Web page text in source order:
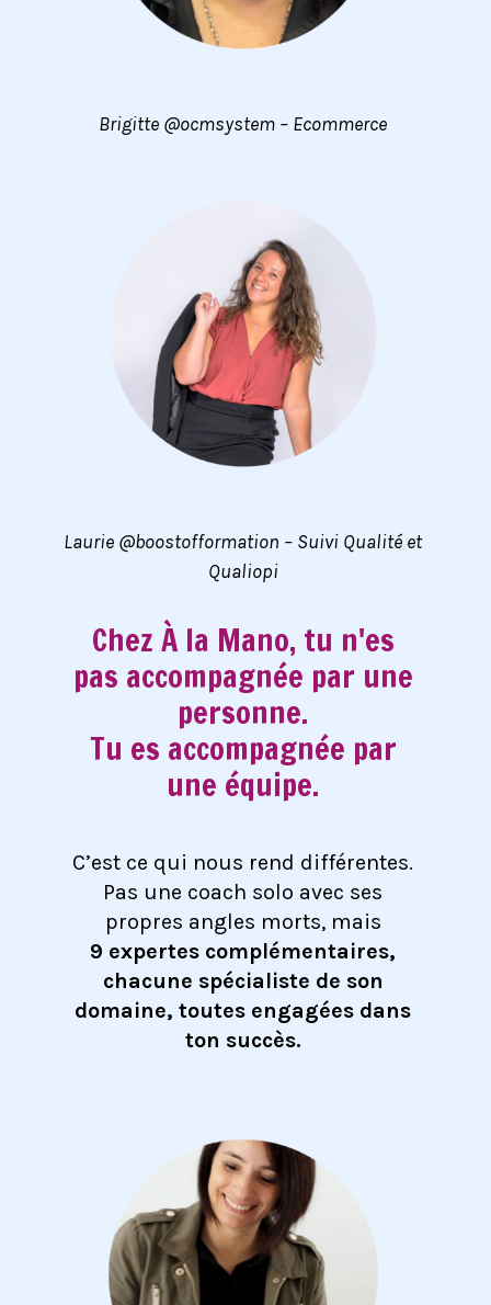
Brigitte @ocmsystem – Ecommerce
Laurie @boostofformation – Suivi Qualité et
Qualiopi
Chez À la Mano, tu n'es
pas accompagnée par une
personne.
Tu es accompagnée par
une équipe.
C’est ce qui nous rend différentes.
Pas une coach solo avec ses
propres angles morts, mais
9 expertes complémentaires,
chacune spécialiste de son
domaine, toutes engagées dans
ton succès.